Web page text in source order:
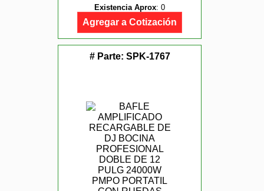
Existencia Aprox: 0
Agregar a Cotización
# Parte: SPK-1767